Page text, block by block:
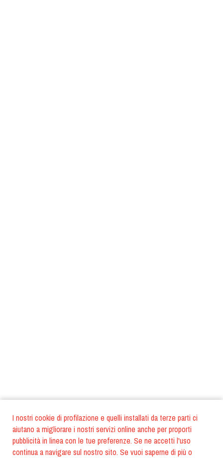
I nostri cookie di profilazione e quelli installati da terze parti ci
aiutano a migliorare i nostri servizi online anche per proporti
pubblicità in linea con le tue preferenze. Se ne accetti l'uso
continua a navigare sul nostro sito. Se vuoi saperne di più o